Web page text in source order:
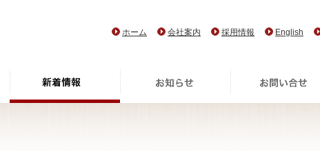
ホーム 会社案内 採用情報 English